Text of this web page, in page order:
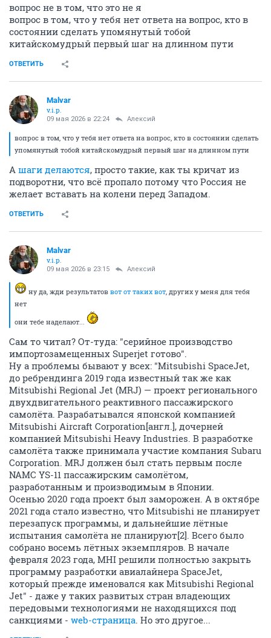
вопрос не в том, что это не я
вопрос в том, что у тебя нет ответа на вопрос, кто в
состоянии сделать упомянутый тобой
китайскомудрый первый шаг на длинном пути
ОТВЕТИТЬ
Malvar
v.i.p.
09 мая 2026 в 22:24 Алексий
вопрос в том, что у тебя нет ответа на вопрос, кто в состоянии сделать
упомянутый тобой китайскомудрый первый шаг на длинном пути
А шаги делаются, просто такие, как ты кричат из
подворотни, что всё пропало потому что Россия не
желает вставать на колени перед Западом.
ОТВЕТИТЬ
Malvar
v.i.p.
09 мая 2026 в 23:15 Алексий
ну да, жди результатов вот от таких вот , других у меня для тебя
нет
они тебе наделают...
Сам то читал? От-туда: "серийное производство
импортозамещенных Superjet готово".
Ну а проблемы бывают у всех: "Mitsubishi SpaceJet,
до ребрендинга 2019 года известный так же как
Mitsubishi Regional Jet (MRJ) — проект регионального
двухдвигательного реактивного пассажирского
самолёта. Разрабатывался японской компанией
Mitsubishi Aircraft Corporation[англ.], дочерней
компанией Mitsubishi Heavy Industries. В разработке
самолёта также принимала участие компания Subaru
Corporation. MRJ должен был стать первым после
NAMC YS-11 пассажирским самолётом,
разработанным и производимым в Японии.
Осенью 2020 года проект был заморожен. А в октябре
2021 года стало известно, что Mitsubishi не планирует
перезапуск программы, и дальнейшие лётные
испытания самолёта не планируют[2]. Всего было
собрано восемь лётных экземпляров. В начале
февраля 2023 года, MHI решили полностью закрыть
программу разработки авиалайнера SpaceJet,
который прежде именовался как Mitsubishi Regional
Jet" - даже у таких развитых стран владеющих
передовыми технологиями не находящихся под
санкциями - web-страница. Но это другое...